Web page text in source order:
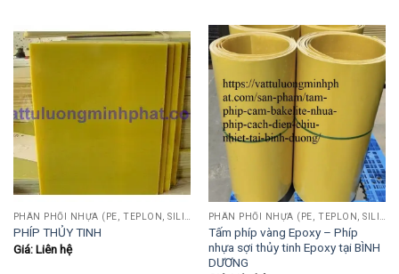
PHÍP THỦY TINH
Giá: Liên hệ
Tấm phíp vàng Epoxy – Phíp
nhựa sợi thủy tinh Epoxy tại BÌNH
DƯƠNG